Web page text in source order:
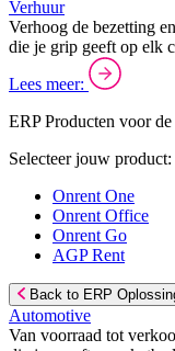
Verhuur
Verhoog de bezetting
die je grip geeft op elk
Lees meer:
ERP Producten voor
Selecteer jouw product:
Onrent One
Onrent Office
Onrent Go
AGP Rent
Back to ERP
Automotive
Van voorraad tot